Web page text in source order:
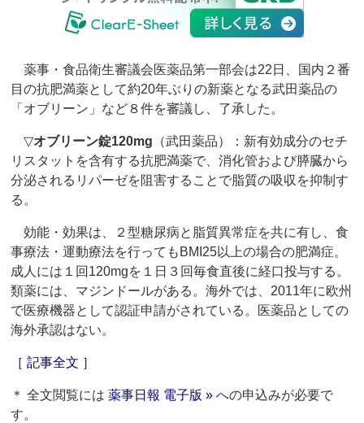
薬事・食品衛生審議会医薬品第一部会は22日、国内２番
目の抗肥満薬として約20年ぶりの新薬となる武田薬品の
「オブリーン」など８件を審議し、了承した。
▽オブリーン錠120mg （武田薬品）：新有効成分のセチ
リスタットを含有する抗肥満薬で、消化管および膵臓から
分泌されるリパーゼを阻害することで脂質の吸収を抑制す
る。
効能・効果は、２型糖尿病と脂質異常症を共に有し、食
事療法・運動療法を行ってもBMI25以上の場合の肥満症。
成人には１回120mgを１日３回毎食直後に経口投与する。
類薬には、マジンドールがある。海外では、2011年に欧州
で医療機器として認証申請がされている。医薬品としての
海外承認はない。
［ 記事全文 ］
＊ 全文閲覧には薬事日報 電子版 » への申込みが必要で
す。